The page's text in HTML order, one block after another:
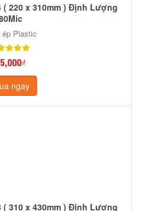
( 220 x 310mm ) Định Lượng
ép Plastic
ngay
( 310 x 430mm ) Định Lượng